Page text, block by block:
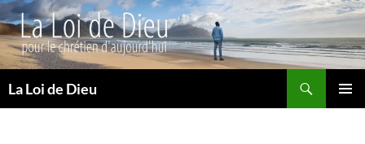
La Loi de Dieu